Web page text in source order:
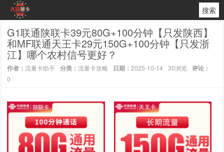
搜索
G1联通陕联卡39元80G+100分钟【只发陕西】
和MF联通天王卡29元150G+100分钟【只发浙
江】哪个农村信号更好？
作者：流量卡助手 分类：流量卡攻略 日期：2025-10-14 30浏览 评论：
0